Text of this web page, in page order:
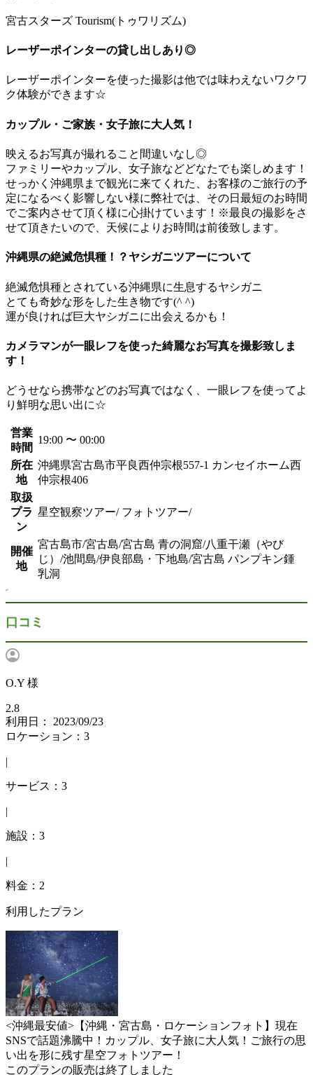
宮古スターズ Tourism(トゥワリズム)
レーザーポインターの貸し出しあり◎
レーザーポインターを使った撮影は他では味わえないワクワ
ク体験ができます☆
カップル・ご家族・女子旅に大人気！
映えるお写真が撮れること間違いなし◎
ファミリーやカップル、女子旅などどなたでも楽しめます！
せっかく沖縄県まで観光に来てくれた、お客様のご旅行の予
定になるべく影響しない様に弊社では、その日最短のお時間
でご案内させて頂く様に心掛けています！※最良の撮影をさ
せて頂きたいので、天候によりお時間は前後致します。
沖縄県の絶滅危惧種！？ヤシガニツアーについて
絶滅危惧種とされている沖縄県に生息するヤシガニ
とても奇妙な形をした生き物です(^ ^)
運が良ければ巨大ヤシガニに出会えるかも！
カメラマンが一眼レフを使った綺麗なお写真を撮影致しま
す！
どうせなら携帯などのお写真ではなく、一眼レフを使ってよ
り鮮明な思い出に☆
営業
時間
19:00 〜 00:00
所在
地
沖縄県宮古島市平良西仲宗根557-1 カンセイホーム西
仲宗根406
取扱
プラ
ン
星空観察ツアー/ フォトツアー/
開催
地
宮古島市/宮古島/宮古島 青の洞窟/八重干瀬（やび
じ）/池間島/伊良部島・下地島/宮古島 パンプキン鍾
乳洞
口コミ
O.Y 様
2.8
利用日： 2023/09/23
ロケーション：3
|
サービス：3
|
施設：3
|
料金：2
利用したプラン
<沖縄最安値>【沖縄・宮古島・ロケーションフォト】現在
SNSで話題沸騰中！カップル、女子旅に大人気！ご旅行の思
い出を形に残す星空フォトツアー！
このプランの販売は終了しました